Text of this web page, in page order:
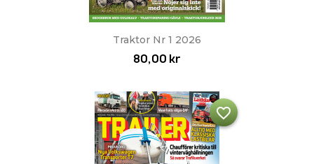
Traktor Nr 1 2026
80,00 kr
favorite_border